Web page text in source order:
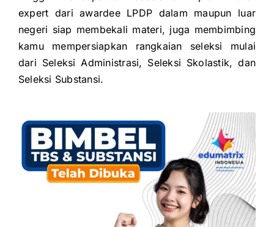
expert dari awardee LPDP dalam maupun luar
negeri siap membekali materi, juga membimbing
kamu mempersiapkan rangkaian seleksi mulai
dari Seleksi Administrasi, Seleksi Skolastik, dan
Seleksi Substansi.